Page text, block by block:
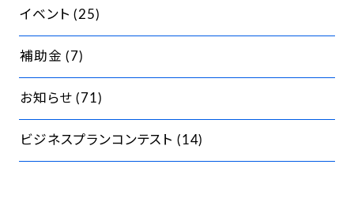
イベント (25)
補助金 (7)
お知らせ (71)
ビジネスプランコンテスト (14)